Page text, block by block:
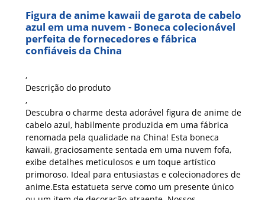
Figura de anime kawaii de garota de cabelo
azul em uma nuvem - Boneca colecionável
perfeita de fornecedores e fábrica
confiáveis ​​da China
,
Descrição do produto
,
Descubra o charme desta adorável figura de anime de
cabelo azul, habilmente produzida em uma fábrica
renomada pela qualidade na China! Esta boneca
kawaii, graciosamente sentada em uma nuvem fofa,
exibe detalhes meticulosos e um toque artístico
primoroso. Ideal para entusiastas e colecionadores de
anime.Esta estatueta serve como um presente único